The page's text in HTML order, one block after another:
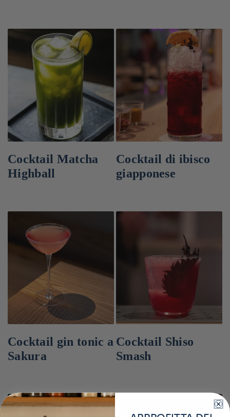
Cocktail Matcha
Highball
Cocktail di ibisco
giapponese
Cocktail gin tonic a
Sakura
Cocktail Shiso
Smash